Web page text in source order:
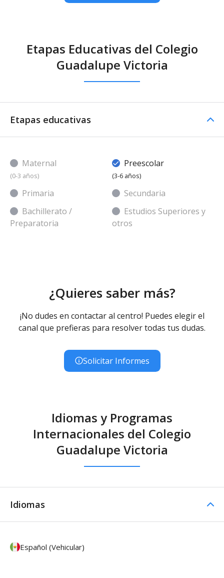
Etapas Educativas del Colegio
Guadalupe Victoria
Etapas educativas
Maternal
(0-3 años)
Preescolar
(3-6 años)
Primaria
Secundaria
Bachillerato /
Preparatoria
Estudios Superiores y
otros
¿Quieres saber más?
¡No dudes en contactar al centro! Puedes elegir el
canal que prefieras para resolver todas tus dudas.
Solicitar Informes
Idiomas y Programas
Internacionales del Colegio
Guadalupe Victoria
Idiomas
Español (Vehicular)